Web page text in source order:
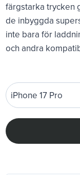
färgstarka trycken
de inbyggda
inte bara för
och andra